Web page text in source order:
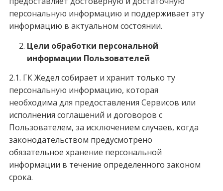
персональную информацию и поддерживает эту
информацию в актуальном состоянии.
Цели обработки персональной
информации Пользователей
2.1. ГК Жедел собирает и хранит только ту
персональную информацию, которая
необходима для предоставления Сервисов или
исполнения соглашений и договоров с
Пользователем, за исключением случаев, когда
законодательством предусмотрено
обязательное хранение персональной
информации в течение определенного законом
срока.